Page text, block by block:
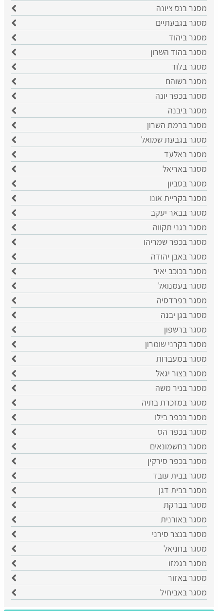
מסגר בנס ציונה
מסגר בגבעתיים
מסגר ביהוד
מסגר בהוד השרון
מסגר בלוד
מסגר בשוהם
מסגר בכפר יונה
מסגר ביבנה
מסגר ברמת השרון
מסגר בגבעת שמואל
מסגר באלעד
מסגר באריאל
מסגר בסביון
מסגר בקריית אונו
מסגר בבאר יעקב
מסגר בגני תקווה
מסגר בכפר שמריהו
מסגר באבן יהודה
מסגר בכוכב יאיר
מסגר בעמנואל
מסגר בפרדסיה
מסגר בגן יבנה
מסגר ברשפון
מסגר בקרני שומרון
מסגר במעברות
מסגר בצור יגאל
מסגר בניר משה
מסגר במזכרת בתיה
מסגר בכפר בילו
מסגר בכפר הס
מסגר בחשמונאים
מסגר בכפר סירקין
מסגר בבית עובד
מסגר בבית דגן
מסגר בברקת
מסגר באורנית
מסגר בנצר סירני
מסגר בחניאל
מסגר בגמזו
מסגר באזור
מסגר באביחיל